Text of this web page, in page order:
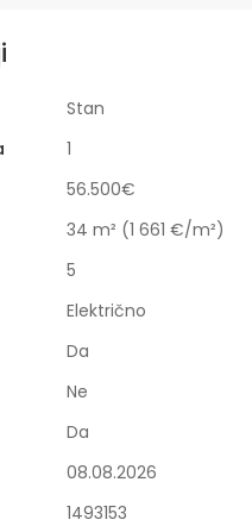
Stan
1
56.500€
34 m² (1 661 €/m²)
5
Električno
Da
Ne
Da
08.08.2026
1493153